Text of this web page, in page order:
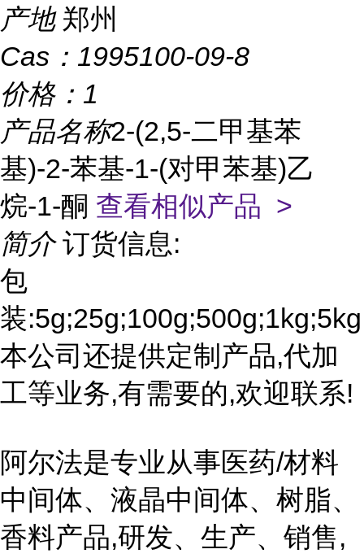
产地 郑州
Cas： 1995100-09-8
价格： 1
产品名称2-(2,5-二甲基苯
基)-2-苯基-1-(对甲苯基)乙
烷-1-酮 查看相似产品 >
简介 订货信息:
包
装:5g;25g;100g;500g;1kg;5kg
本公司还提供定制产品,代加
工等业务,有需要的,欢迎联系!
阿尔法是专业从事医药/材料
中间体、液晶中间体、树脂、
香料产品,研发、生产、销售,